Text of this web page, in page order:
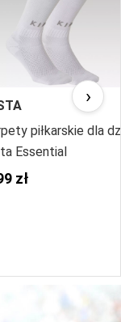
piłkarskie dla
Essential
zł
›